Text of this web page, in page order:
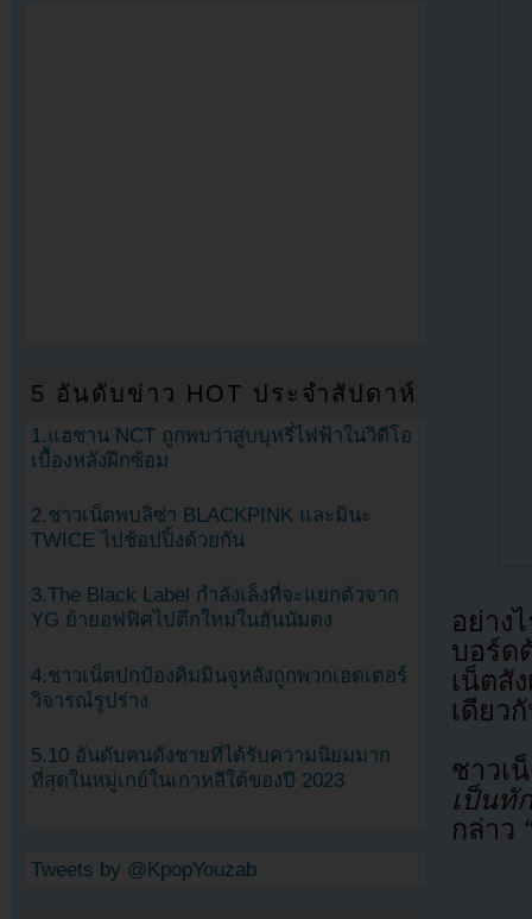
อย่าง
บอร์
เน็ตสั
เดียว
ชาวเ
เป็นทั
กล่าว
5 อันดับข่าว HOT ประจำสัปดาห์
1.แฮชาน NCT ถูกพบว่าสูบบุหรี่ไฟฟ้าในวิดีโอ
เบื้องหลังฝึกซ้อม
2.ชาวเน็ตพบลิซ่า BLACKPINK และมินะ
TWICE ไปช้อปปิ้งด้วยกัน
3.The Black Label กำลังเล็งที่จะแยกตัวจาก
YG ย้ายอฟฟิศไปตึกใหม่ในฮันนัมดง
4.ชาวเน็ตปกป้องคิมมินจูหลังถูกพวกเฮดเตอร์
วิจารณ์รูปร่าง
5.10 อันดับคนดังชายที่ได้รับความนิยมมาก
ที่สุดในหมู่เกย์ในเกาหลีใต้ของปี 2023
Tweets by @KpopYouzab